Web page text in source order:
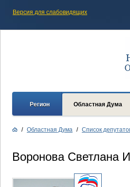
Версия для слабовидящих
Регион Областная Дума
/ Областная Дума / Список
Воронова Светлана